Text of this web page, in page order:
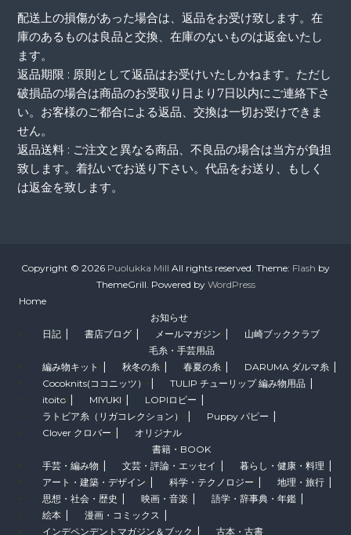
配送上の損傷があった場合は、返品をお受け致します。在
庫のあるものは良品と交換、在庫のないものは返金いたし
ます。
返品期限 : 原則として返品はお受けいたしかねます。ただし
破損品の場合は商品のお受取り日より7日以内にご連絡下さ
い。お客様のご都合による返品、交換は一切お受けできま
せん。
返品送料 : ご注文と異なる商品、不良品の場合は当方が負担
致します。着払いでお送り下さい。代品をお送り、もしく
は返金を致します。
Copyright © 2026 Puolukka Mill All rights reserved. Theme: Flash by
ThemeGrill. Powered by WordPress
Home
お知らせ
日記
書店ブログ メールマガジン
山崎ブッククラブ
毛糸・手芸用品
編み物キット
秋冬の糸 春夏の糸
DARUMA ダルマ糸
Cocoknits(ココニッツ）
TULIP チューリップ 編み物用品
itoito
MIYUKI
LOPIロピー
ラトビア糸（リガコレクション）
Puppy パピー
Clover クロバー
オリジナル
書籍・BOOK
手芸・編み物
文芸・評論・エッセイ
暮らし・健康・料理
アート・建築・デザイン
科学・テクノロジー
地理・旅行
思想・社会・歴史
映画・音楽
語学・辞事典・年鑑
絵本
漫画・コミックス
インデペンデントマガジン＆ブック
古本・古書